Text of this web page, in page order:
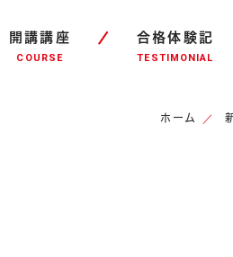
開講講座
COURSE
合格体験記
TESTIMONIAL
ホーム